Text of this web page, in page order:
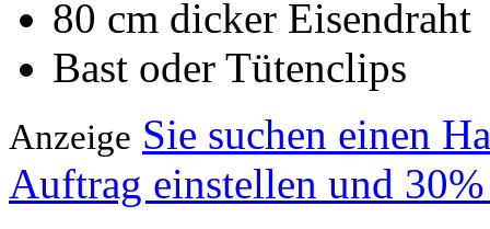
80 cm dicker Eisendraht
Bast oder Tütenclips
Anzeige Sie suchen einen
Auftrag einstellen und